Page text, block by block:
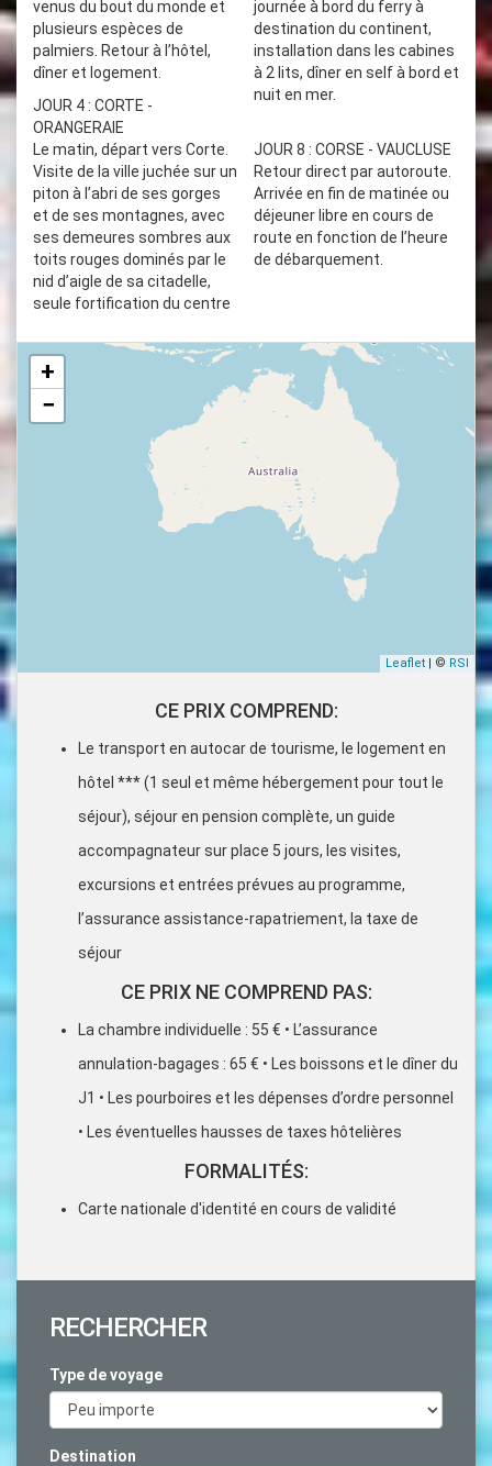
venus du bout du monde et
plusieurs espèces de
palmiers. Retour à l’hôtel,
dîner et logement.
JOUR 4 : CORTE -
ORANGERAIE
Le matin, départ vers Corte.
Visite de la ville juchée sur un
piton à l’abri de ses gorges
et de ses montagnes, avec
ses demeures sombres aux
toits rouges dominés par le
nid d’aigle de sa citadelle,
seule fortification du centre
journée à bord du ferry à
destination du continent,
installation dans les cabines
à 2 lits, dîner en self à bord et
nuit en mer.
JOUR 8 : CORSE - VAUCLUSE
Retour direct par autoroute.
Arrivée en fin de matinée ou
déjeuner libre en cours de
route en fonction de l’heure
de débarquement.
+
−
Leaflet | © RSI
CE PRIX COMPREND:
Le transport en autocar de tourisme, le logement en
hôtel *** (1 seul et même hébergement pour tout le
séjour), séjour en pension complète, un guide
accompagnateur sur place 5 jours, les visites,
excursions et entrées prévues au programme,
l’assurance assistance-rapatriement, la taxe de
séjour
CE PRIX NE COMPREND PAS:
La chambre individuelle : 55 € • L’assurance
annulation-bagages : 65 € • Les boissons et le dîner du
J1 • Les pourboires et les dépenses d’ordre personnel
• Les éventuelles hausses de taxes hôtelières
FORMALITÉS:
Carte nationale d'identité en cours de validité
RECHERCHER
Type de voyage
Destination